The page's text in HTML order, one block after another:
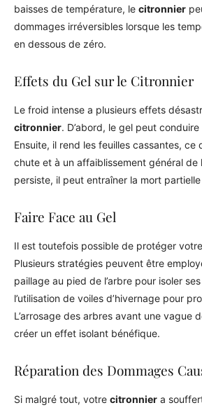
baisses de température, le citronnier
dommages irréversibles lorsque les
en dessous de zéro.
Effets du Gel sur le Citronnier
Le froid intense a plusieurs effets
citronnier. D’abord, le gel peut
Ensuite, il rend les feuilles cassantes, ce
chute et à un affaiblissement général de
persiste, il peut entraîner la mort partielle
Faire Face au Gel
Il est toutefois possible de protéger votre
Plusieurs stratégies peuvent être
paillage au pied de l’arbre pour isoler
l’utilisation de voiles d’hivernage pour
L’arrosage des arbres avant une vague
créer un effet isolant bénéfique.
Réparation des Dommages
Si malgré tout, votre citronnier a